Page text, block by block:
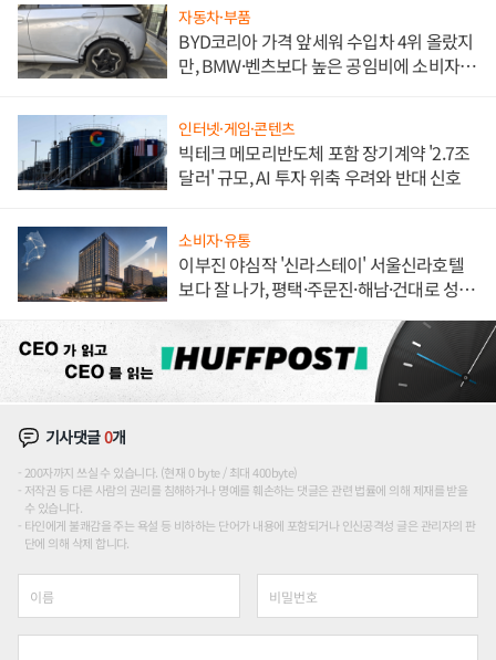
자동차·부품
BYD코리아 가격 앞세워 수입차 4위 올랐지
만, BMW·벤츠보다 높은 공임비에 소비자
인터넷·게임·콘텐츠
빅테크 메모리반도체 포함 장기계약 '2.7조
달러' 규모, AI 투자 위축 우려와 반대 신호
소비자·유통
이부진 야심작 '신라스테이' 서울신라호텔
보다 잘 나가, 평택·주문진·해남·건대로 성
기사댓글0개
200자까지 쓰실 수 있습니다. (현재 0 byte / 최대 400byte)
저작권 등 다른 사람의 권리를 침해하거나 명예를 훼손하는 댓글은 관련 법률에 의해 제재를 받을
수 있습니다.
타인에게 불쾌감을 주는 욕설 등 비하하는 단어가 내용에 포함되거나 인신공격성 글은 관리자의 판
단에 의해 삭제 합니다.